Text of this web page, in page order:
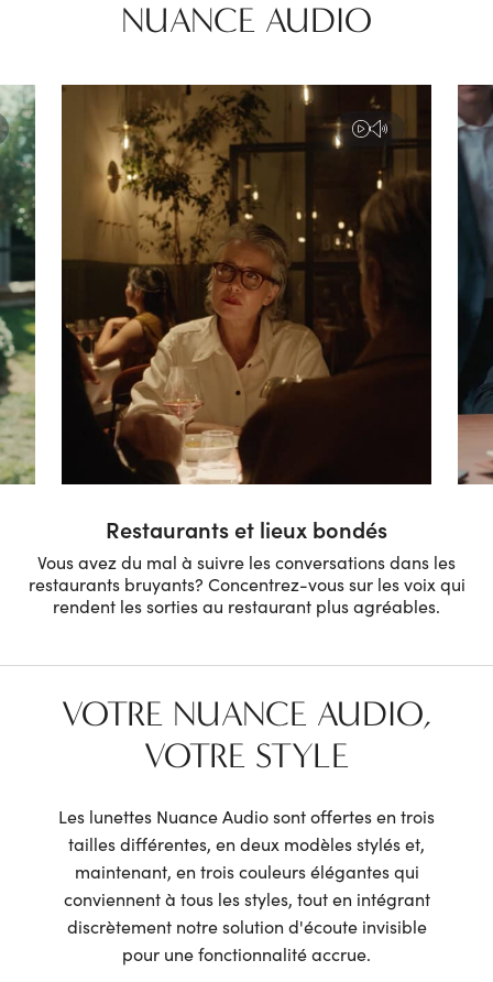
NUANCE AUDIO
Restaurants et lieux bondés
Vous avez du mal à suivre les conversations dans les
restaurants bruyants? Concentrez-vous sur les voix qui
rendent les sorties au restaurant plus agréables.
VOTRE NUANCE AUDIO,
VOTRE STYLE
Les lunettes Nuance Audio sont offertes en trois
tailles différentes, en deux modèles stylés et,
maintenant, en trois couleurs élégantes qui
conviennent à tous les styles, tout en intégrant
discrètement notre solution d'écoute invisible
pour une fonctionnalité accrue.